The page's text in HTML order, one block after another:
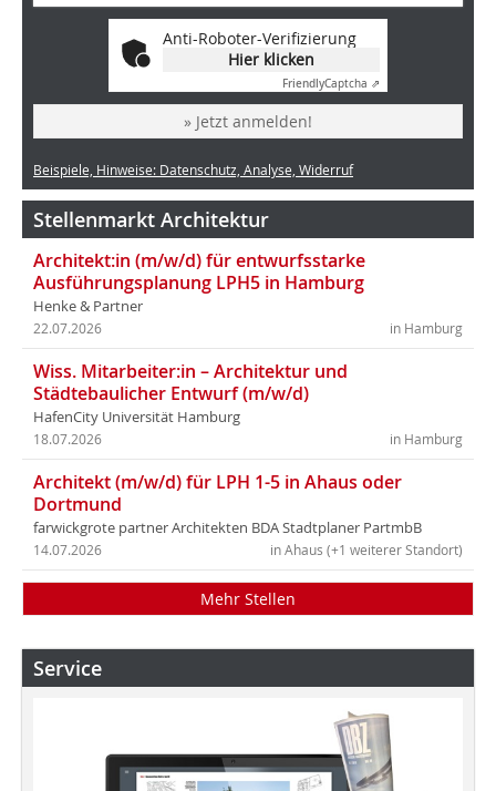
Anti-Roboter-Verifizierung
Hier klicken
FriendlyCaptcha ⇗
» Jetzt anmelden!
Beispiele, Hinweise: Datenschutz, Analyse, Widerruf
Stellenmarkt Architektur
Architekt:in (m/w/d) für entwurfsstarke
Ausführungsplanung LPH5 in Hamburg
Henke & Partner
in Hamburg
22.07.2026
Wiss. Mitarbeiter:in – Architektur und
Städtebaulicher Entwurf (m/w/d)
HafenCity Universität Hamburg
in Hamburg
18.07.2026
Architekt (m/w/d) für LPH 1-5 in Ahaus oder
Dortmund
farwickgrote partner Architekten BDA Stadtplaner PartmbB
in Ahaus (+1 weiterer Standort)
14.07.2026
Mehr Stellen
Service